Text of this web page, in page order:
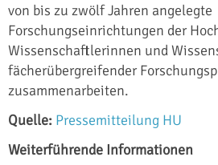
von bis zu zwölf Jahren angelegte
Forschungseinrichtungen der
Wissenschaftlerinnen und
fächerübergreifender
zusammenarbeiten.
Quelle: Pressemitteilung HU
Weiterführende Informationen